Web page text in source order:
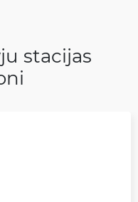
stacijas